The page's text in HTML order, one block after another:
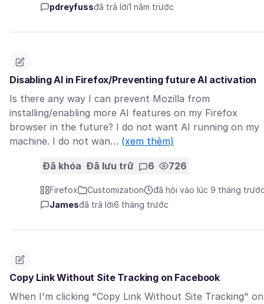
pdreyfussđã trả lời1 năm trước
Disabling AI in Firefox/Preventing future AI activation
Is there any way I can prevent Mozilla from
installing/enabling more AI features on my Firefox
browser in the future? I do not want AI running on my
machine. I do not wan… (xem thêm)
Đã khóa Đã lưu trữ 6 726
Firefox Customization
đã hỏi vào lúc 9 tháng
Jamesđã trả lời6 tháng trước
Copy Link Without Site Tracking on Facebook
When I'm clicking "Copy Link Without Site Tracking" on